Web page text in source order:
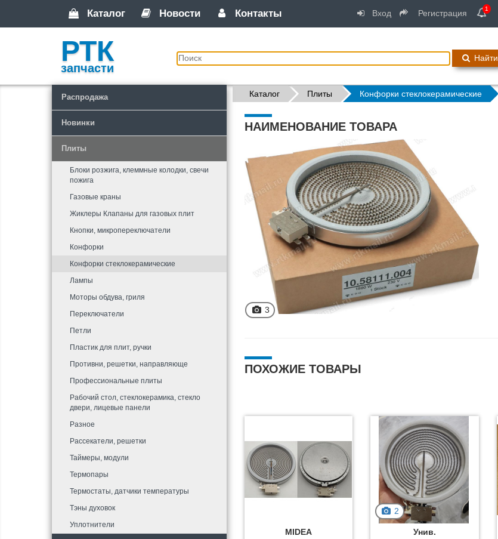
Каталог Новости Контакты Вход Регистрация 1
РТК
запчасти
Найти
Распродажа
Новинки
Плиты
Блоки розжига, клеммные колодки, свечи
пожига
Газовые краны
Жиклеры Клапаны для газовых плит
Кнопки, микропереключатели
Конфорки
Конфорки стеклокерамические
Лампы
Моторы обдува, гриля
Переключатели
Петли
Пластик для плит, ручки
Противни, решетки, направляюще
Профессиональные плиты
Рабочий стол, стеклокерамика, стекло
двери, лицевые панели
Разное
Рассекатели, решетки
Таймеры, модули
Термопары
Термостаты, датчики температуры
Тэны духовок
Уплотнители
Каталог Плиты Конфорки стеклокерамические
НАИМЕНОВАНИЕ ТОВАРА
3
ПОХОЖИЕ ТОВАРЫ
MIDEA
2
Унив.